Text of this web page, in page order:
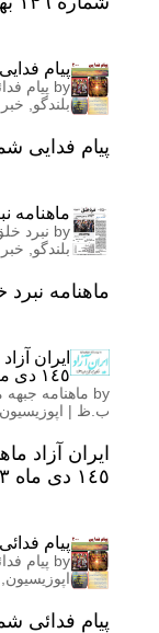
پیام فدایی شماره
by پیام
بلندگو
پیام فدایی شماره 304 منتشر
ماهنامه نبرد
by نبرد
بلندگو
ماهنامه نبرد خلق
ایران
١٤٥ دی ماه ١٤٠٣ – پ.د.اف
by ماهنامه جبهه
ب.ظ | اپوزیسیون
ایران آزاد
١٤٥ دی ماه ١٤٠٣ – پ.د.اف
پیام فدائی شماره
by پیام
اپوزیسیون
پیام فدائی شماره 303 منتشر